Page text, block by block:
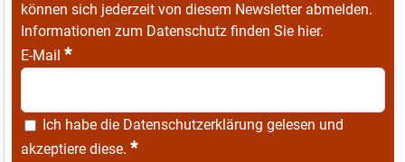
können sich jederzeit von diesem Newsletter abmelden.
Informationen zum Datenschutz finden Sie hier.
E-Mail *
Ich habe die Datenschutzerklärung gelesen und
akzeptiere diese. *